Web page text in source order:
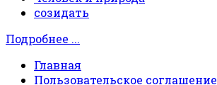
созидать
Подробнее ...
Главная
Пользовательское соглашение